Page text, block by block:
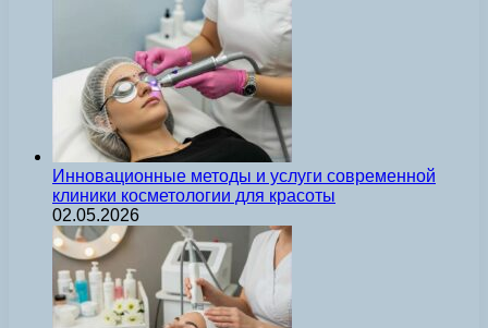
Инновационные методы и услуги современной
клиники косметологии для красоты
02.05.2026